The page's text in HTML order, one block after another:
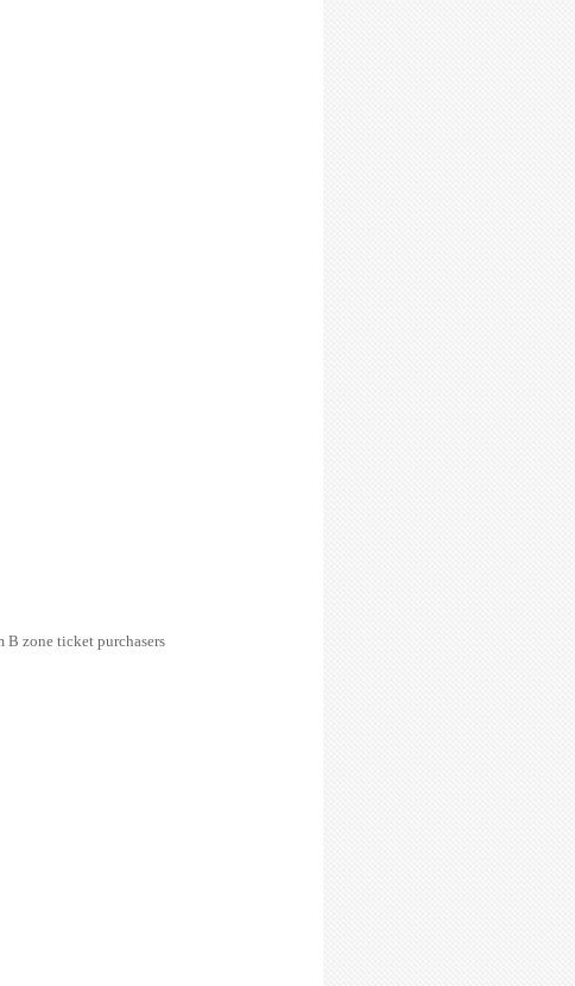
B zone ticket purchasers